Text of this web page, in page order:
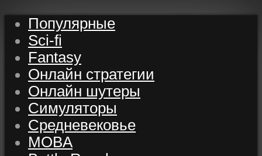
Популярные
Sci-fi
Fantasy
Онлайн стратегии
Онлайн шутеры
Симуляторы
Средневековье
MOBA